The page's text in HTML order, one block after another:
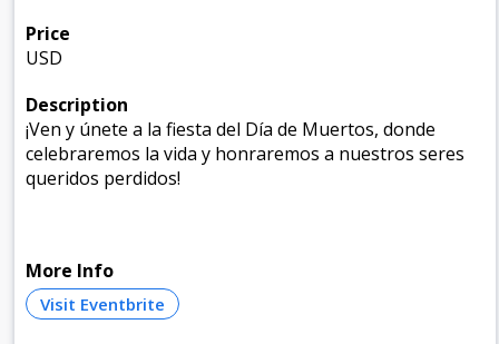
Price
USD
Description
¡Ven y únete a la fiesta del Día de Muertos, donde
celebraremos la vida y honraremos a nuestros seres
queridos perdidos!
More Info
Visit Eventbrite